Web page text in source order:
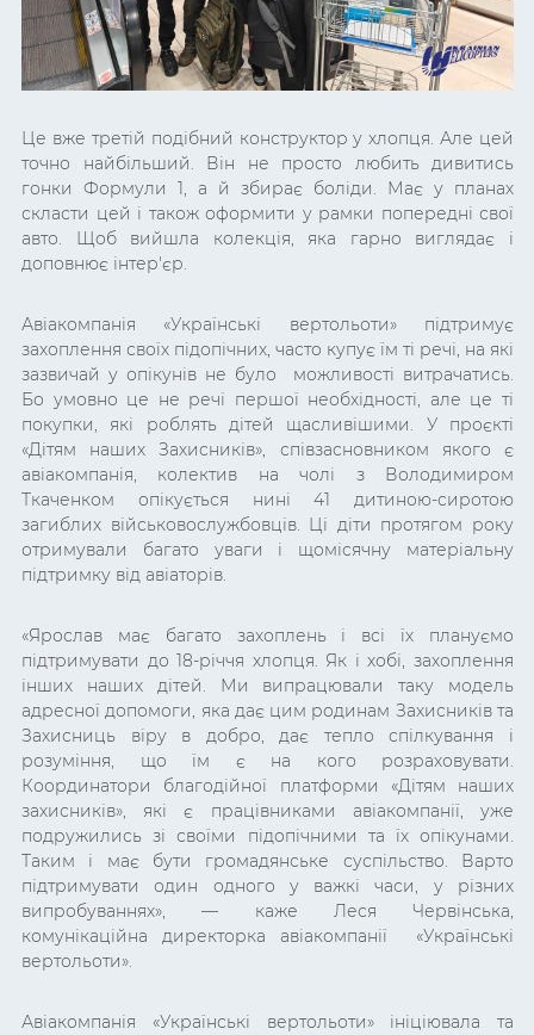
Це вже третій подібний конструктор у хлопця. Але цей
точно найбільший. Він не просто любить дивитись
гонки Формули 1, а й збирає боліди. Має у планах
скласти цей і також оформити у рамки попередні свої
авто. Щоб вийшла колекція, яка гарно виглядає і
доповнює інтер'єр.
Авіакомпанія «Українські вертольоти» підтримує
захоплення своїх підопічних, часто купує їм ті речі, на які
зазвичай у опікунів не було можливості витрачатись.
Бо умовно це не речі першої необхідності, але це ті
покупки, які роблять дітей щасливішими. У проєкті
«Дітям наших Захисників», співзасновником якого є
авіакомпанія, колектив на чолі з Володимиром
Ткаченком опікується нині 41 дитиною-сиротою
загиблих військовослужбовців. Ці діти протягом року
отримували багато уваги і щомісячну матеріальну
підтримку від авіаторів.
«Ярослав має багато захоплень і всі їх плануємо
підтримувати до 18-річчя хлопця. Як і хобі, захоплення
інших наших дітей. Ми випрацювали таку модель
адресної допомоги, яка дає цим родинам Захисників та
Захисниць віру в добро, дає тепло спілкування і
розуміння, що їм є на кого розраховувати.
Координатори благодійної платформи «Дітям наших
захисників», які є працівниками авіакомпанії, уже
подружились зі своїми підопічними та їх опікунами.
Таким і має бути громадянське суспільство. Варто
підтримувати один одного у важкі часи, у різних
випробуваннях», — каже Леся Червінська,
комунікаційна директорка авіакомпанії «Українські
вертольоти».
Авіакомпанія «Українські вертольоти» ініціювала та